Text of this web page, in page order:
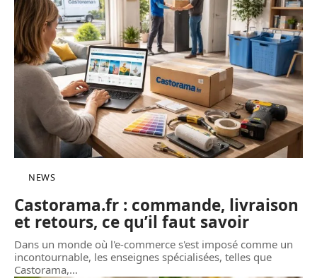
NEWS
Castorama.fr : commande, livraison
et retours, ce qu’il faut savoir
Dans un monde où l'e-commerce s'est imposé comme un
incontournable, les enseignes spécialisées, telles que
Castorama,…